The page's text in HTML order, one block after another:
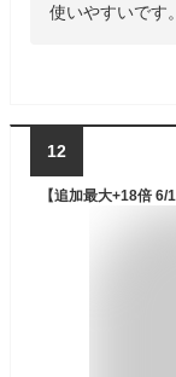
使いやすいです。
12